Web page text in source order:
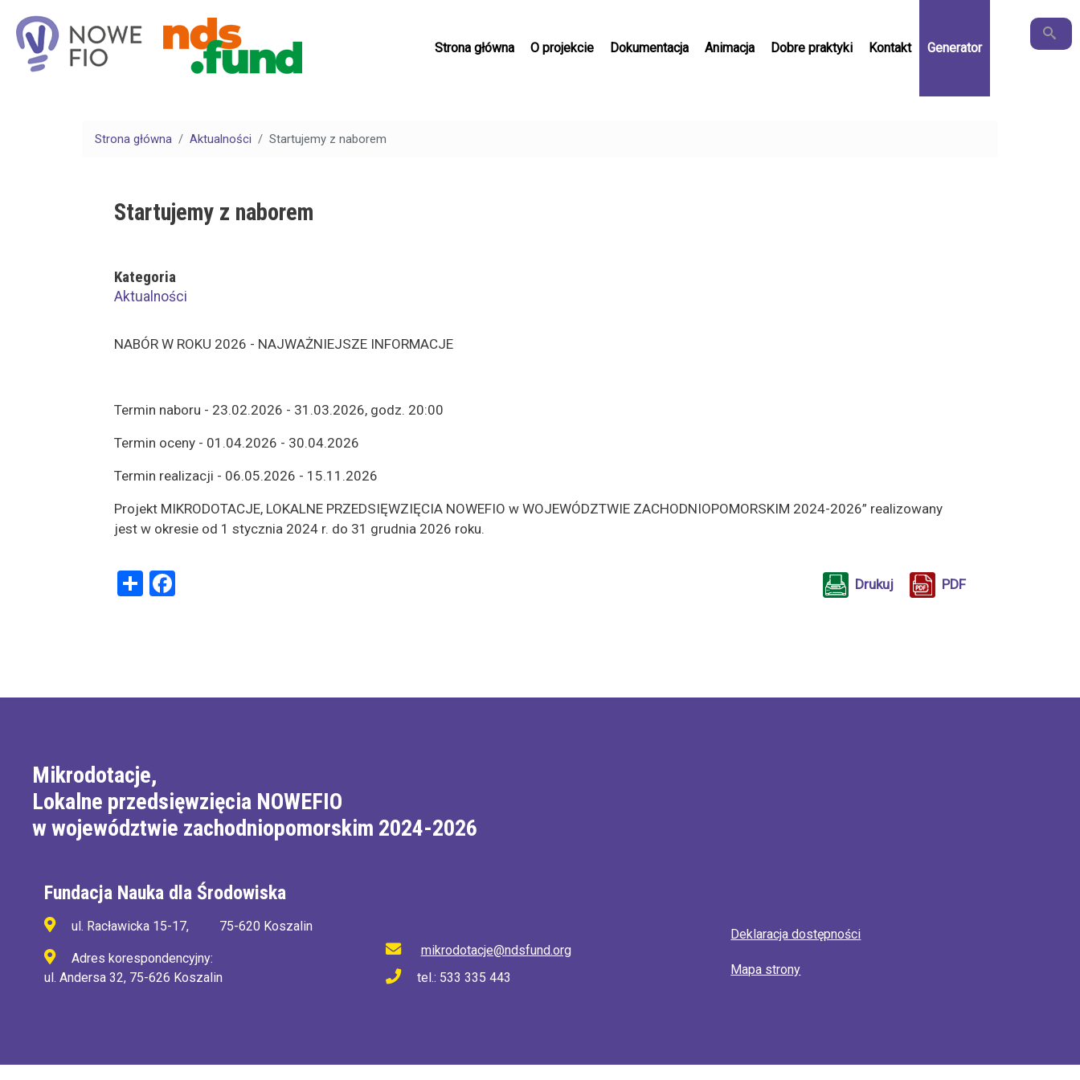
treści
Strona główna O projekcie Dokumentacja Animacja Dobre praktyki Kontakt Generator
Szukaj
Szukaj
Strona główna Aktualności Startujemy z naborem
Startujemy z naborem
Kategoria
Aktualności
NABÓR W ROKU 2026 - NAJWAŻNIEJSZE INFORMACJE
Termin naboru - 23.02.2026 - 31.03.2026, godz. 20:00
Termin oceny - 01.04.2026 - 30.04.2026
Termin realizacji - 06.05.2026 - 15.11.2026
Projekt MIKRODOTACJE, LOKALNE PRZEDSIĘWZIĘCIA NOWEFIO w WOJEWÓDZTWIE ZACHODNIOPOMORSKIM 2024-2026” realizowany
jest w okresie od 1 stycznia 2024 r. do 31 grudnia 2026 roku.
Share Drukuj PDF
Mikrodotacje,
Lokalne przedsięwzięcia NOWEFIO
w województwie zachodniopomorskim 2024-2026
Fundacja Nauka dla Środowiska
ul. Racławicka 15-17, 75-620 Koszalin
Adres korespondencyjny:
ul. Andersa 32, 75-626 Koszalin
mikrodotacje@ndsfund.org
tel.: 533 335 443
Deklaracja dostępności
Mapa strony